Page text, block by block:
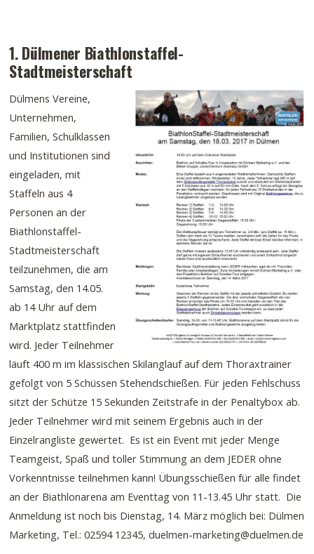
1. Dülmener Biathlonstaffel-
Stadtmeisterschaft
Dülmens Vereine,
Unternehmen,
Familien, Schulklassen
und Institutionen sind
eingeladen, mit
Staffeln aus 4
Personen an der
Biathlonstaffel-
Stadtmeisterschaft
teilzunehmen, die am
Samstag, den 14.05.
ab 14 Uhr auf dem
Marktplatz stattfinden
wird. Jeder Teilnehmer
läuft 400 m im klassischen Skilanglauf auf dem Thoraxtrainer
gefolgt von 5 Schüssen Stehendschießen. Für jeden Fehlschuss
sitzt der Schütze 15 Sekunden Zeitstrafe in der Penaltybox ab.
Jeder Teilnehmer wird mit seinem Ergebnis auch in der
Einzelrangliste gewertet. Es ist ein Event mit jeder Menge
Teamgeist, Spaß und toller Stimmung an dem JEDER ohne
Vorkenntnisse teilnehmen kann! Übungsschießen für alle findet
an der Biathlonarena am Eventtag von 11-13.45 Uhr statt. Die
Anmeldung ist noch bis Dienstag, 14. März möglich bei: Dülmen
Marketing, Tel.: 02594 12345, duelmen-marketing@duelmen.de